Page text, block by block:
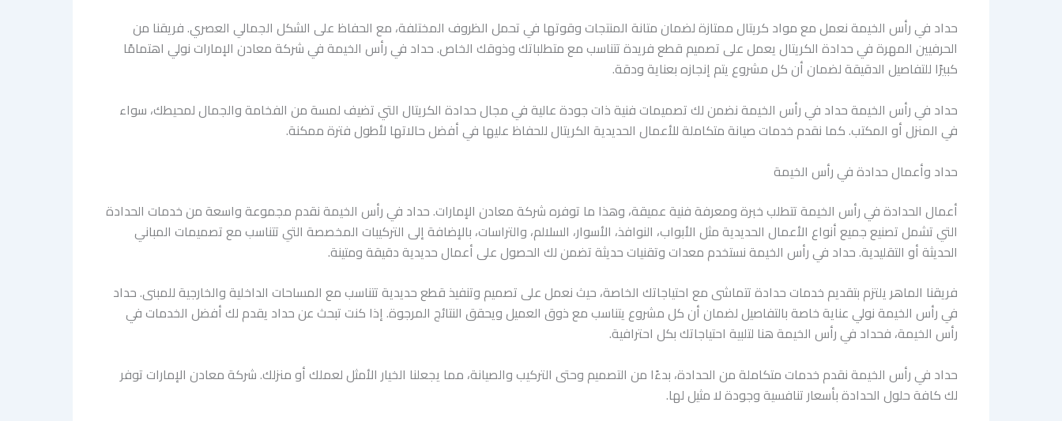
حداد في رأس الخيمة نعمل مع مواد كريتال ممتازة لضمان متانة المنتجات وقوتها في تحمل الظروف المختلفة، مع الحفاظ على الشكل الجمالي العصري. فريقنا من
الحرفيين المهرة في حدادة الكريتال يعمل على تصميم قطع فريدة تتناسب مع متطلباتك وذوقك الخاص. حداد في رأس الخيمة في شركة معادن الإمارات نولي اهتمامًا
كبيرًا للتفاصيل الدقيقة لضمان أن كل مشروع يتم إنجازه بعناية ودقة.
حداد في رأس الخيمة حداد في رأس الخيمة نضمن لك تصميمات فنية ذات جودة عالية في مجال حدادة الكريتال التي تضيف لمسة من الفخامة والجمال لمحيطك، سواء
في المنزل أو المكتب. كما نقدم خدمات صيانة متكاملة للأعمال الحديدية الكريتال للحفاظ عليها في أفضل حالاتها لأطول فترة ممكنة.
حداد وأعمال حدادة في رأس الخيمة
أعمال الحدادة في رأس الخيمة تتطلب خبرة ومعرفة فنية عميقة، وهذا ما توفره شركة معادن الإمارات. حداد في رأس الخيمة نقدم مجموعة واسعة من خدمات الحدادة
التي تشمل تصنيع جميع أنواع الأعمال الحديدية مثل الأبواب، النوافذ، الأسوار، السلالم، والتراسات، بالإضافة إلى التركيبات المخصصة التي تتناسب مع تصميمات المباني
الحديثة أو التقليدية. حداد في رأس الخيمة نستخدم معدات وتقنيات حديثة تضمن لك الحصول على أعمال حديدية دقيقة ومتينة.
فريقنا الماهر يلتزم بتقديم خدمات حدادة تتماشى مع احتياجاتك الخاصة، حيث نعمل على تصميم وتنفيذ قطع حديدية تتناسب مع المساحات الداخلية والخارجية للمبنى. حداد
في رأس الخيمة نولي عناية خاصة بالتفاصيل لضمان أن كل مشروع يتناسب مع ذوق العميل ويحقق النتائج المرجوة. إذا كنت تبحث عن حداد يقدم لك أفضل الخدمات في
رأس الخيمة، فحداد في رأس الخيمة هنا لتلبية احتياجاتك بكل احترافية.
حداد في رأس الخيمة نقدم خدمات متكاملة من الحدادة، بدءًا من التصميم وحتى التركيب والصيانة، مما يجعلنا الخيار الأمثل لعملك أو منزلك. شركة معادن الإمارات توفر
لك كافة حلول الحدادة بأسعار تنافسية وجودة لا مثيل لها.